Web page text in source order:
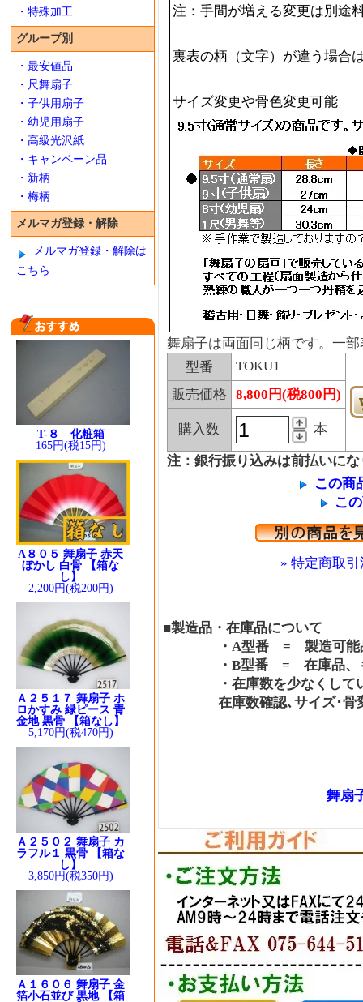
・特殊加工
グループ別
・最安値品
・尺舞扇子
・子供用扇子
・幼児用扇子
・高級光沢紙
・キャンペーン品
・新柄
・梅柄
メルマガ登録・解除
メルマガ登録・解除は
こちら
T-８ 化粧箱
165円(税15円)
A８０５ 舞扇子 赤天
ぼかし 白骨 【箱な
し】
2,200円(税200円)
Ａ２５１７ 舞扇子 ホ
ロかすみ 緑ピース 青
金地 黒骨 【箱なし】
5,170円(税470円)
Ａ２５０２ 舞扇子 カ
ラフル１ 黒骨 【箱な
し】
3,850円(税350円)
Ａ１６０６ 舞扇子 金
箔小石並び 黒地 【箱
注：手間が増える変更は別途
裏表の柄（文字）が違う場合
サイズ変更や骨色変更可能
舞扇子は両面同じ柄です。一
型番
TOKU1
販売価格
8,800円(税800円)
購入数 本
注：銀行振り込みは前払いに
この商
こ
» 特定商取
■製造品・在庫品について
・A型番 = 製造可能品
・B型番 = 在庫品、も
・在庫数を少なくしてい
在庫数確認､サイズ･骨変
舞扇